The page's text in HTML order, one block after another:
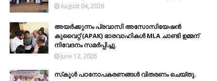
August 04, 2026
അയർക്കുന്നം പ്രവാസി അസോസിയേഷൻ
കുവൈറ്റ് (APAK) ഭാരവാഹികൾ MLA ചാണ്ടി ഉമ്മന്
നിവേദനം സമർപ്പിച്ചു.
June 12, 2026
സ്‌കൂള്‍ പഠനോപകരണങ്ങള്‍ വിതരണം ചെയ്തു.